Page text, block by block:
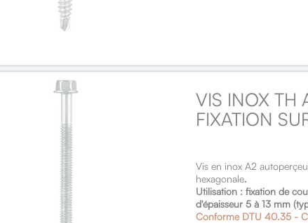
VIS INOX TH
FIXATION
Vis en inox A2
hexagonale.
Utilisation : fixation de
d'épaisseur 5 à 13 mm
Conforme DTU 40.35 -